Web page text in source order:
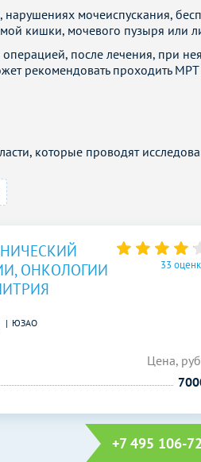
мочеиспускания,
кишки, мочевого пузыря или
после лечения, при
рекомендовать проходить
которые проводят
ОНКОЛОГИИ
33
ЮЗАО
Цена,
+7 495 106-